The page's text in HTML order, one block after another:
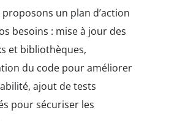
un plan d’action
besoins : mise à jour des
et bibliothèques,
du code pour améliorer
ajout de tests
pour sécuriser les